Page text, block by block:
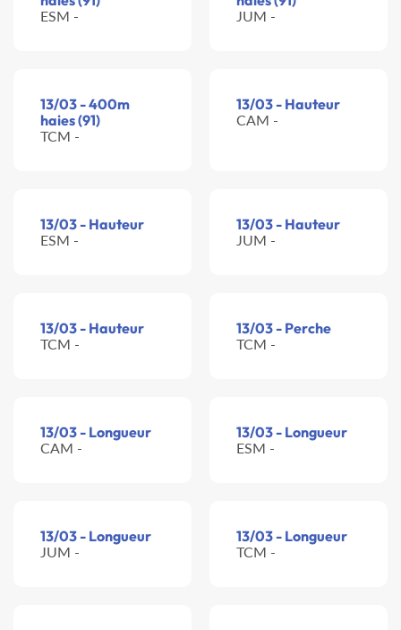
ESM - JUM -
13/03 - 400m
haies (91)
TCM -
13/03 - Hauteur
CAM -
13/03 - Hauteur
ESM -
13/03 - Hauteur
JUM -
13/03 - Hauteur
TCM -
13/03 - Perche
TCM -
13/03 - Longueur
CAM -
13/03 - Longueur
ESM -
13/03 - Longueur
JUM -
13/03 - Longueur
TCM -